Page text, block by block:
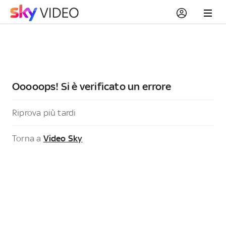
Ooooops! Si è verificato un errore
Riprova più tardi
Torna a Video Sky